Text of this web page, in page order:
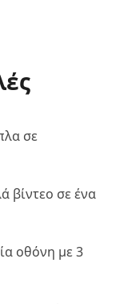
σε
βίντεο σε ένα
οθόνη με 3